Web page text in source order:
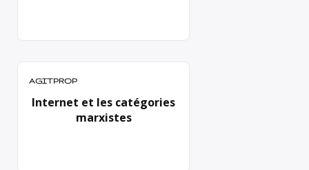
AGITPROP
Internet et les catégories
marxistes